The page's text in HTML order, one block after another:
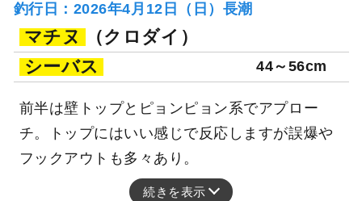
釣行日：2026年4月12日（日）長潮
マチヌ
（クロダイ）
シーバス
44～56cm
前半は壁トップとピョンピョン系でアプロー
チ。トップにはいい感じで反応しますが誤爆や
フックアウトも多々あり。
続きを表示